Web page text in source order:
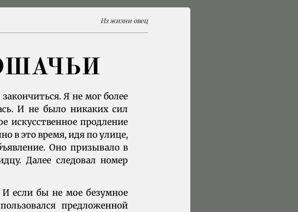
Из жизни овец
Я не мог более
И не было никаких сил
искусственное продление
в это время, идя по улице,
Оно призывало в
Далее следовал номер
И если бы не мое безумное
предложенной